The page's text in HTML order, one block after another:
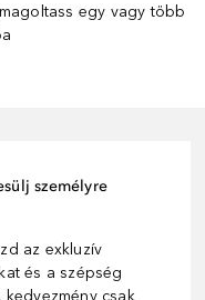
egy vagy több
személyre
az exkluzív
és a szépség
csak